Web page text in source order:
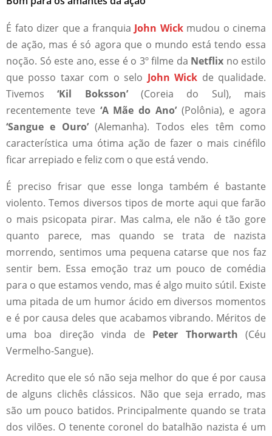
É fato dizer que a franquia John Wickmudou o cinema
de ação, mas é só agora que o mundo está tendo essa
noção. Só este ano, esse é o 3º filme da Netflix no estilo
que posso taxar com o selo John Wick de qualidade.
Tivemos‘Kil Boksson’(Coreia do Sul), mais
recentemente teve ‘A Mãe do Ano’(Polônia), e agora
‘Sangue e Ouro’(Alemanha). Todos eles têm como
característica uma ótima ação de fazer o mais cinéfilo
ficar arrepiado e feliz com o que está vendo.
É preciso frisar que esse longa também é bastante
violento. Temos diversos tipos de morte aqui que farão
o mais psicopata pirar. Mas calma, ele não é tão gore
quanto parece, mas quando se trata de nazista
morrendo, sentimos uma pequena catarse que nos faz
sentir bem. Essa emoção traz um pouco de comédia
para o que estamos vendo, mas é algo muito sútil. Existe
uma pitada de um humor ácido em diversos momentos
e é por causa deles que acabamos vibrando. Méritos de
uma boa direção vinda de Peter Thorwarth (Céu
Vermelho-Sangue).
Acredito que ele só não seja melhor do que é por causa
de alguns clichês clássicos. Não que seja errado, mas
são um pouco batidos. Principalmente quando se trata
dos vilões. O tenente coronel do batalhão nazista é um